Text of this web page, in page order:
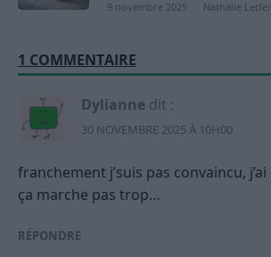
9 novembre 2025 Nathalie
1 COMMENTAIRE
Dylianne dit :
30 NOVEMBRE 2025 À 10H00
franchement j’suis pas convaincu,
ça marche pas trop…
RÉPONDRE